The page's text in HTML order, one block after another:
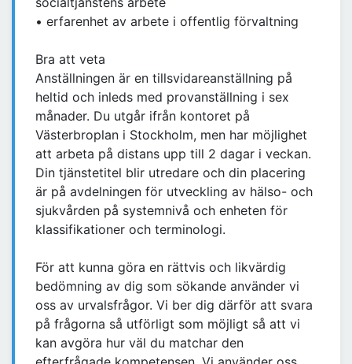
• erfarenhet av arbete i offentlig förvaltning
Bra att veta
Anställningen är en tillsvidareanställning på
heltid och inleds med provanställning i sex
månader. Du utgår ifrån kontoret på
Västerbroplan i Stockholm, men har möjlighet
att arbeta på distans upp till 2 dagar i veckan.
Din tjänstetitel blir utredare och din placering
är på avdelningen för utveckling av hälso- och
sjukvården på systemnivå och enheten för
klassifikationer och terminologi.
För att kunna göra en rättvis och likvärdig
bedömning av dig som sökande använder vi
oss av urvalsfrågor. Vi ber dig därför att svara
på frågorna så utförligt som möjligt så att vi
kan avgöra hur väl du matchar den